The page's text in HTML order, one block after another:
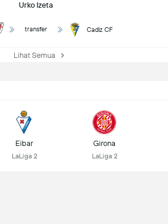
Urko Izeta
transfer Cadiz CF
Lihat Semua
Eibar
LaLiga 2
Girona
LaLiga 2